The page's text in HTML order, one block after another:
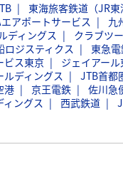
東海旅客鉄道（JR東
アポートサービス 九
ディングス クラブツ
ロジスティクス 東急
ビス東京 ジェイアー
ルディングス JTB首都
港 京王電鉄 佐川急
ィングス 西武鉄道